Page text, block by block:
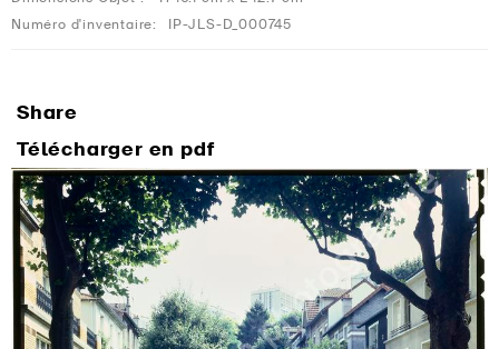
Numéro d'inventaire:
IP-JLS-D_000745
Share
Télécharger en pdf